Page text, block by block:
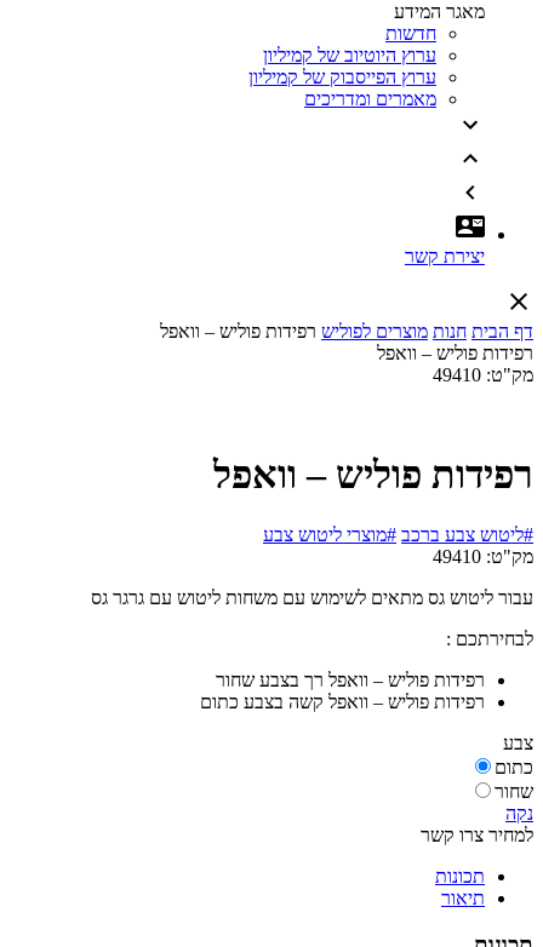
מאגר המידע
חדשות
ערוץ היוטיוב של קמיליון
ערוץ הפייסבוק של קמיליון
מאמרים ומדריכים
יצירת קשר
דף הבית חנות מוצרים לפוליש רפידות פוליש – וואפל
רפידות פוליש – וואפל
מק"ט: 49410
רפידות פוליש – וואפל
#ליטוש צבע ברכב #מוצרי ליטוש צבע
מק"ט: 49410
עבור ליטוש גס מתאים לשימוש עם משחות ליטוש עם גרגר גס
לבחירתכם :
רפידות פוליש – וואפל רך בצבע שחור
רפידות פוליש – וואפל קשה בצבע כתום
צבע
כתום
שחור
נקה
למחיר צרו קשר
תכונות
תיאור